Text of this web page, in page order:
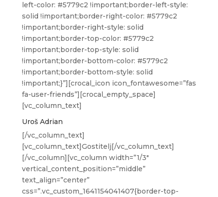
left-color: #5779c2 !important;border-left-style:
solid !important;border-right-color: #5779c2
!important;border-right-style: solid
!important;border-top-color: #5779c2
!important;border-top-style: solid
!important;border-bottom-color: #5779c2
!important;border-bottom-style: solid
!important;}”][crocal_icon icon_fontawesome=”fas
fa-user-friends”][crocal_empty_space]
[vc_column_text]
Uroš Adrian
[/vc_column_text]
[vc_column_text]Gostitelj[/vc_column_text]
[/vc_column][vc_column width=”1/3″
vertical_content_position=”middle”
text_align=”center”
css=”.vc_custom_1641154041407{border-top-